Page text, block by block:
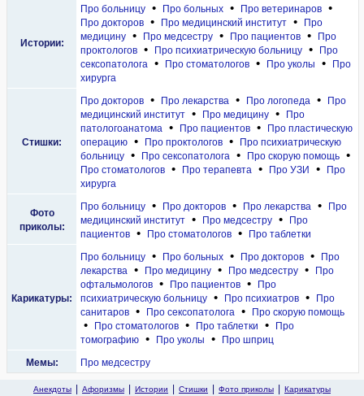
Истории:
Про больницу • Про больных • Про ветеринаров •
Про докторов • Про медицинский институт •
Про
медицину • Про медсестру • Про пациентов •
Про
проктологов • Про психиатрическую больницу •
Про
сексопатолога • Про стоматологов • Про уколы •
Про
хирурга
Стишки:
Про докторов • Про лекарства • Про логопеда •
Про
медицинский институт • Про медицину •
Про
патологоанатома • Про пациентов •
Про пластическую
операцию • Про проктологов •
Про психиатрическую
больницу • Про сексопатолога • Про скорую помощь •
Про стоматологов • Про терапевта • Про УЗИ •
Про
хирурга
Фото
приколы:
Про больницу • Про докторов • Про лекарства •
Про
медицинский институт • Про медсестру •
Про
пациентов • Про стоматологов • Про таблетки
Карикатуры:
Про больницу • Про больных • Про докторов •
Про
лекарства • Про медицину • Про медсестру •
Про
офтальмологов • Про пациентов •
Про
психиатрическую больницу • Про психиатров •
Про
санитаров • Про сексопатолога • Про скорую помощь
• Про стоматологов • Про таблетки •
Про
томографию • Про уколы •
Про шприц
Мемы:
Про медсестру
Анекдоты Афоризмы Истории Стишки Фото приколы Карикатуры